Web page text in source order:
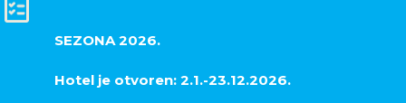
SEZONA 2026.
Hotel je otvoren: 2.1.-23.12.2026.